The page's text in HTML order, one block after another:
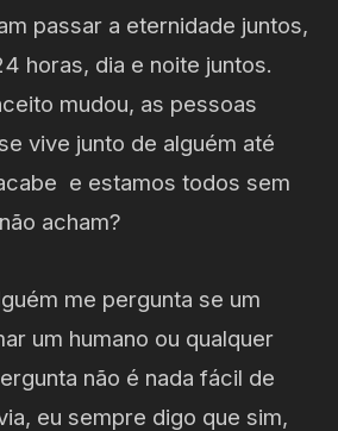
passar a eternidade juntos,
horas, dia e noite juntos.
mudou, as pessoas
vive junto de alguém até
e estamos todos sem
acham?
me pergunta se um
um humano ou qualquer
não é nada fácil de
eu sempre digo que sim,